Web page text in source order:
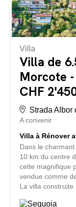
Villa
Villa de
Morcote
CHF
Strada Albor
A convenir
Villa à Rénover
Dans le
10 km du centre
cette magnifique
vendue comme
La villa construite